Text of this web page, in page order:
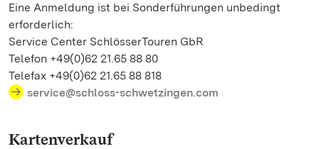
Eine Anmeldung ist bei Sonderführungen unbedingt
erforderlich:
Service Center SchlösserTouren GbR
Telefon +49(0)62 21.65 88 80
Telefax +49(0)62 21.65 88 818
service@schloss-schwetzingen.com
Kartenverkauf